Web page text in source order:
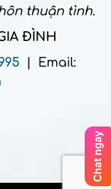
thuận tình.
ĐÌNH
| Email: